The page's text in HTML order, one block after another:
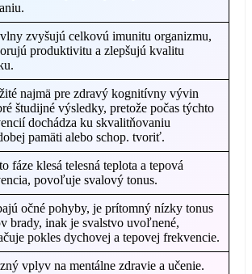
zvyšujú celkovú imunitu organizmu,
produktivitu a zlepšujú kvalitu
najmä pre zdravý kognitívny vývin
študijné výsledky, pretože počas týchto
dochádza ku skvalitňovaniu
pamäti alebo schop. tvoriť.
fáze klesá telesná teplota a tepová
povoľuje svalový tonus.
očné pohyby, je prítomný nízky tonus
brady, inak je svalstvo uvoľnené,
pokles dychovej a tepovej frekvencie.
vplyv na mentálne zdravie a učenie.